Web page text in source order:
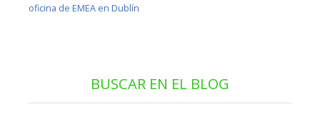
oficina de EMEA en Dublín
BUSCAR EN EL BLOG